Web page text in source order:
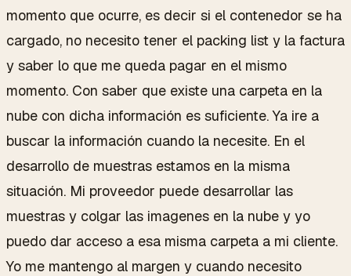
momento que ocurre, es decir si el contenedor se ha
cargado, no necesito tener el packing list y la factura
y saber lo que me queda pagar en el mismo
momento. Con saber que existe una carpeta en la
nube con dicha información es suficiente. Ya ire a
buscar la información cuando la necesite. En el
desarrollo de muestras estamos en la misma
situación. Mi proveedor puede desarrollar las
muestras y colgar las imagenes en la nube y yo
puedo dar acceso a esa misma carpeta a mi cliente.
Yo me mantengo al margen y cuando necesito